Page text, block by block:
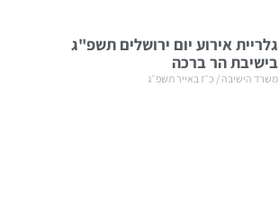
גלריית אירוע יום ירושלים תשפ"ג
בישיבת הר ברכה
משרד הישיבה כ״ז באייר תשפ״ג